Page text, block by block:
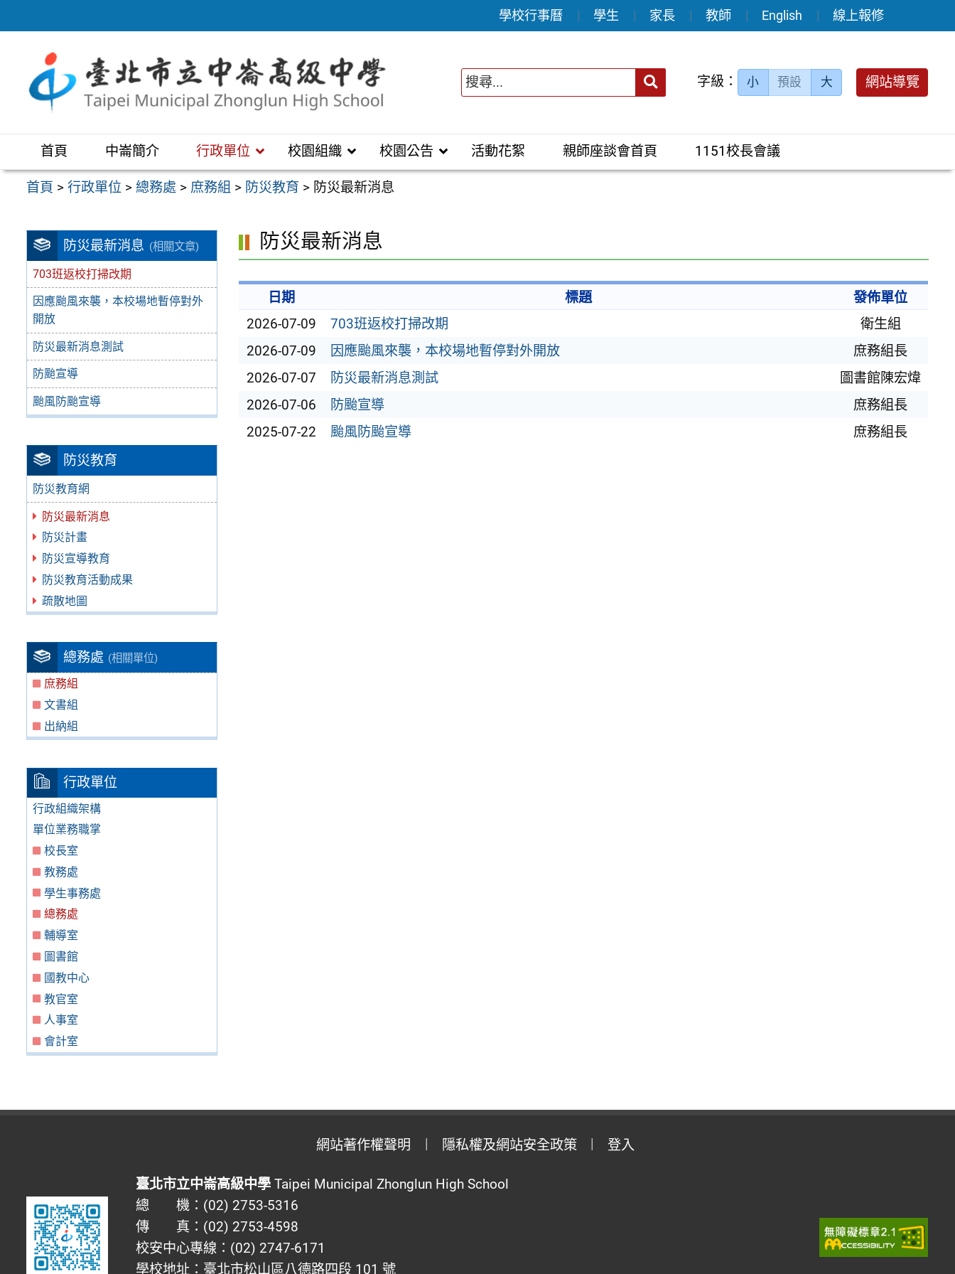
至
區
學校行事曆 學生 家長 教師 English 線上報修
送出 字級： 小 預設 大 網站導覽
首頁 中崙簡介 行政單位 校園組織 校園公告 活動花絮 親師座談會首頁 1151校長會議
首頁 >行政單位 >總務處 > 庶務組 > 防災教育 > 防災最新消息
防災最新消息 (相關文章)
703班返校打掃改期
因應颱風來襲，本校場地暫停對外
開放
防災最新消息測試
防颱宣導
颱風防颱宣導
防災教育
防災教育網
防災最新消息
防災計畫
防災宣導教育
防災教育活動成果
疏散地圖
總務處 (相關單位)
庶務組
文書組
出納組
行政單位
行政組織架構
單位業務職掌
校長室
教務處
學生事務處
總務處
輔導室
圖書館
國教中心
教官室
人事室
會計室
防災最新消息
日期 標題
發佈單位
2026-07-09
703班返校打掃改期
衛生組
2026-07-09
因應颱風來襲，本校場地暫停對外開放
庶務組長
2026-07-07
防災最新消息測試
圖書館陳宏煒
2026-07-06
防颱宣導
庶務組長
2025-07-22
颱風防颱宣導 庶務組長
網站著作權聲明 隱私權及網站安全政策 登入
臺北市立中崙高級中學Taipei Municipal Zhonglun High School
總 機：(02) 2753-5316
傳 真：(02) 2753-4598
校安中心專線：(02) 2747-6171
學校地址：臺北市松山區八德路四段 101 號